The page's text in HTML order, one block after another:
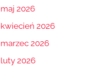
maj 2026
kwiecień 2026
marzec 2026
luty 2026